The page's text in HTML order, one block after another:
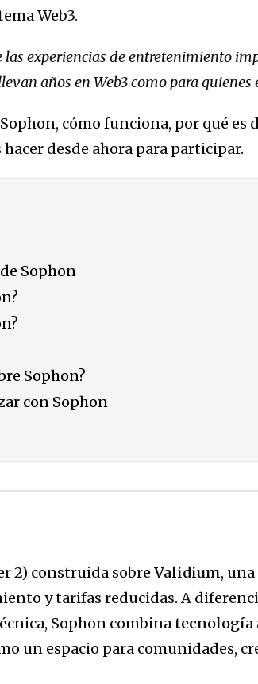
Web3.
las experiencias de entretenimiento
años en Web3 como para quienes
cómo funciona, por qué es
desde ahora para participar.
Sophon
Sophon?
con Sophon
2) construida sobreValidium,
y tarifas reducidas. A
Sophon combinatecnología
un espacio para comunidades,